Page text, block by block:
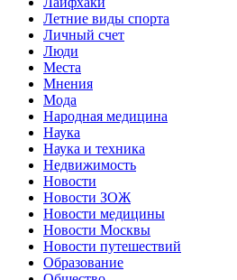
Летние виды спорта
Личный счет
Люди
Места
Мнения
Мода
Народная медицина
Наука
Наука и техника
Недвижимость
Новости
Новости ЗОЖ
Новости медицины
Новости Москвы
Новости путешествий
Образование